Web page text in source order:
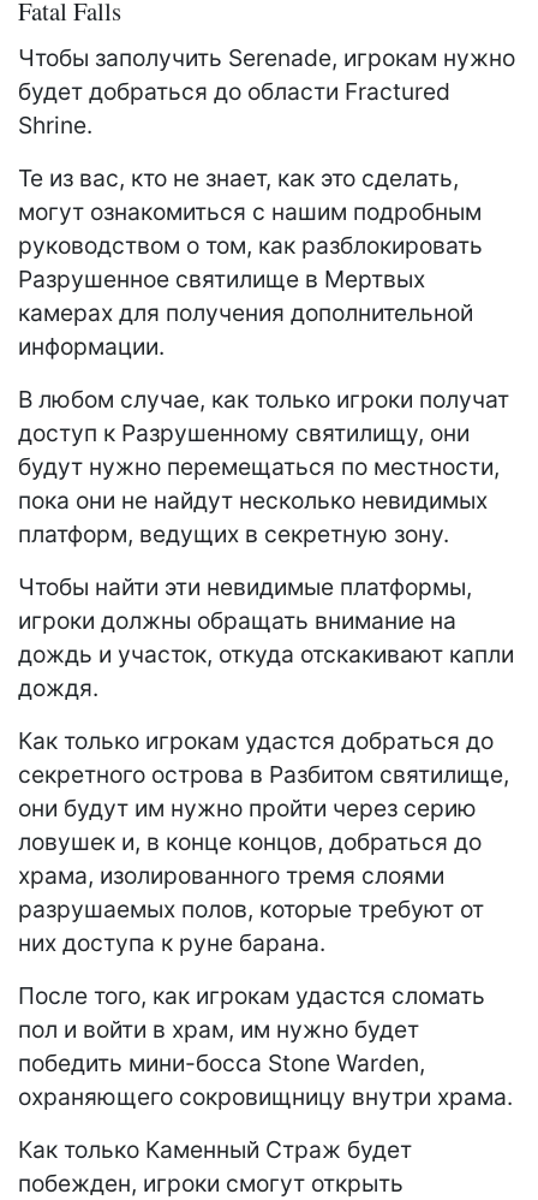
Fatal Falls
Чтобы заполучить Serenade, игрокам нужно
будет добраться до области Fractured
Shrine.
Те из вас, кто не знает, как это сделать,
могут ознакомиться с нашим подробным
руководством о том, как разблокировать
Разрушенное святилище в Мертвых
камерах для получения дополнительной
информации.
В любом случае, как только игроки получат
доступ к Разрушенному святилищу, они
будут нужно перемещаться по местности,
пока они не найдут несколько невидимых
платформ, ведущих в секретную зону.
Чтобы найти эти невидимые платформы,
игроки должны обращать внимание на
дождь и участок, откуда отскакивают капли
дождя.
Как только игрокам удастся добраться до
секретного острова в Разбитом святилище,
они будут им нужно пройти через серию
ловушек и, в конце концов, добраться до
храма, изолированного тремя слоями
разрушаемых полов, которые требуют от
них доступа к руне барана.
После того, как игрокам удастся сломать
пол и войти в храм, им нужно будет
победить мини-босса Stone Warden,
охраняющего сокровищницу внутри храма.
Как только Каменный Страж будет
побежден, игроки смогут открыть